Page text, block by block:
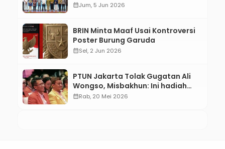
calendar_monthJum, 5 Jun 2026
BRIN Minta Maaf Usai Kontroversi
Poster Burung Garuda
calendar_monthSel, 2 Jun 2026
PTUN Jakarta Tolak Gugatan Ali
Wongso, Misbakhun: Ini hadiah
Ulang Tahun Ke-66 SOKSI
calendar_monthRab, 20 Mei 2026